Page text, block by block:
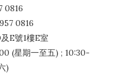
0816
0816
E號1樓E室
(星期一至五) ; 10:30-
)